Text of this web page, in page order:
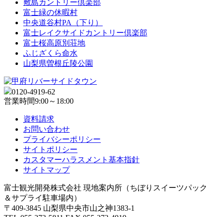
敷島カントリー倶楽部
富士緑の休暇村
中央道谷村PA（下り）
富士レイクサイドカントリー倶楽部
富士桜高原別荘地
ふじざくら命水
山梨県曽根丘陵公園
0120-4919-62
営業時間9:00～18:00
資料請求
お問い合わせ
プライバシーポリシー
サイトポリシー
カスタマーハラスメント基本指針
サイトマップ
富士観光開発株式会社 現地案内所（ちぼりスイーツパック
＆サプライ駐車場内）
〒409-3845 山梨県中央市山之神1383-1